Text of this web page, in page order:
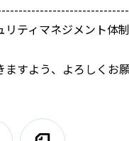
------------------
ティマネジメント体
すよう、よろしくお